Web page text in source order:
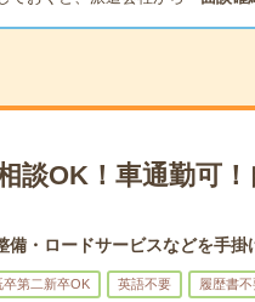
談OK！車通勤可
備・ロードサービスなどを手掛
卒第二新卒OK 英語不要 履歴書不